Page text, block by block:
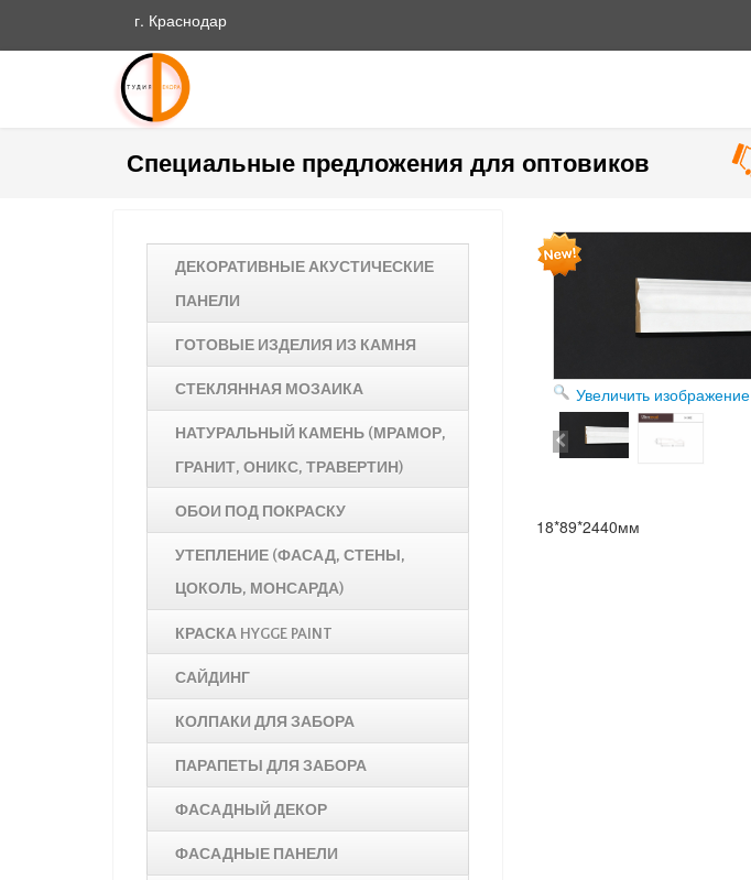
г. Краснодар
Специальные предложения для оптовиков
ДЕКОРАТИВНЫЕ АКУСТИЧЕСКИЕ
ПАНЕЛИ
ГОТОВЫЕ ИЗДЕЛИЯ ИЗ КАМНЯ
СТЕКЛЯННАЯ МОЗАИКА
НАТУРАЛЬНЫЙ КАМЕНЬ (МРАМОР,
ГРАНИТ, ОНИКС, ТРАВЕРТИН)
ОБОИ ПОД ПОКРАСКУ
УТЕПЛЕНИЕ (ФАСАД, СТЕНЫ,
ЦОКОЛЬ, МОНСАРДА)
КРАСКА HYGGE PAINT
САЙДИНГ
КОЛПАКИ ДЛЯ ЗАБОРА
ПАРАПЕТЫ ДЛЯ ЗАБОРА
ФАСАДНЫЙ ДЕКОР
ФАСАДНЫЕ ПАНЕЛИ
Увеличить изображение
18*89*2440мм